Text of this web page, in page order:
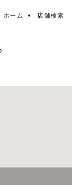
ホーム 店舗検索